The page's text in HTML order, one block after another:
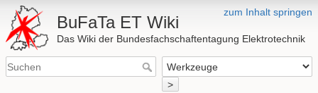
zum Inhalt springen
BuFaTa ET Wiki
Das Wiki der Bundesfachschaftentagung Elektrotechnik
>